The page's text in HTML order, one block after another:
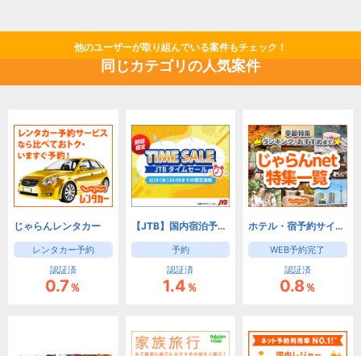
他のユーザーが取り組んでいる案件もチェック！
同じカテゴリの人気案件
じゃらんレンタカー
レンタカー予約
認証済
0.7％
【JTB】国内宿泊予約(旅館・ホテル)と国内ツアー予約
予約
認証済
1.4％
ホテル・宿予約サイトなら【じゃらんnet】
WEB予約完了
認証済
0.8％